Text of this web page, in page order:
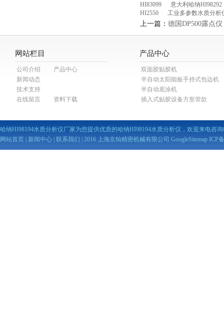
HI83099
意大利哈纳HI98292
HI2550
工业多参数水质分析
上一篇： 德国DP500露点仪
网站栏目
公司介绍
产品中心
新闻动态
技术支持
在线留言
资料下载
产品中心
双面胶贴胶机
半自动太阳能板手持式包边机
半自动底涂机
插入式贴胶设备方形管款
哈纳HI98194水质分析仪厂家为您提供优质的哈纳HI98194水质分析仪，欢迎来电咨
网站首页 | 新闻中心 | 联系我们 | 2016 上海京灿精密机械有限公司 GoogleSitemap ICP